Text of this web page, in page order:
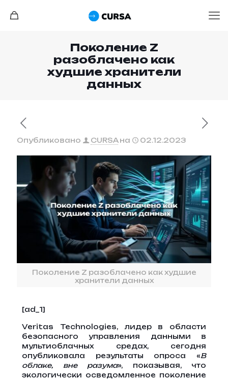
Поколение Z
разоблачено как
худшие хранители
данных
Опубликовано CURSA на 02.12.2023
Поколение Z разоблачено как худшие
хранители данных
[ad_1]
Veritas Technologies, лидер в области
безопасного управления данными в
мультиоблачных средах, сегодня
опубликовала результаты опроса «В
облаке, вне разума», показывая, что
экологически осведомленное поколение